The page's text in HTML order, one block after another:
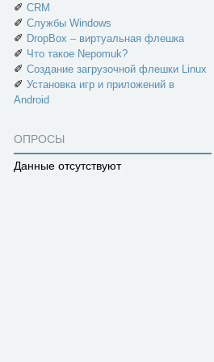
✐ CRM
✐ Службы Windows
✐ DropBox – виртуальная флешка
✐ Что такое Nepomuk?
✐ Создание загрузочной флешки Linux
✐ Установка игр и приложений в
Android
ОПРОСЫ
Данные отсутствуют